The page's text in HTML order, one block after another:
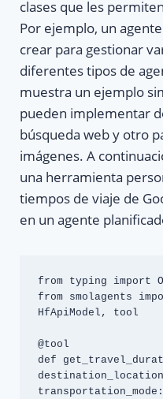
clases que les
Por ejemplo, un agente
crear para gestionar
diferentes tipos de
muestra un ejemplo
pueden implementar
búsqueda web y otro
imágenes. A
una herramienta
tiempos de viaje de
en un agente
from typing import
from smolagents
HfApiModel, tool
@tool
def